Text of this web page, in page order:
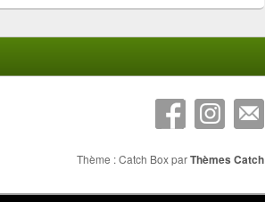
Thème : Catch Box parThèmes Catch